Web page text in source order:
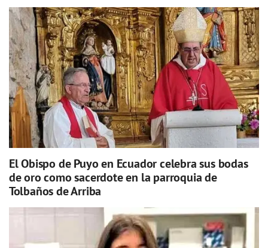
El Obispo de Puyo en Ecuador celebra sus bodas
de oro como sacerdote en la parroquia de
Tolbaños de Arriba